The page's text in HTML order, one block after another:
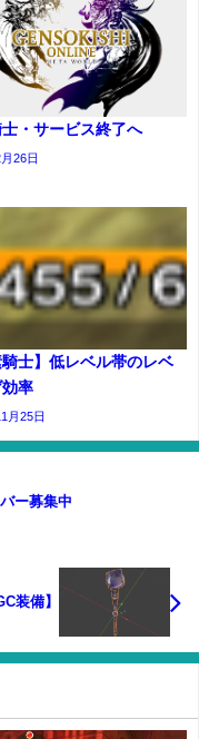
・サービス終了へ
26日
騎士】低レベル帯のレベ
率
月25日
ー募集中
装備】